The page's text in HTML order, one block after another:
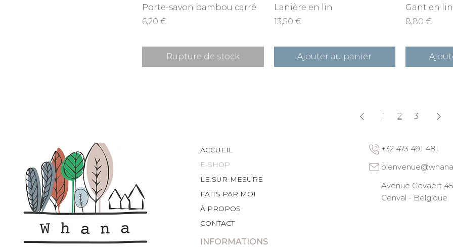
Aperçu rapide
Porte-savon bambou carré
Prix
6,20 €
Rupture de stock
Aperçu rapide
Lanière en lin
Prix
13,50 €
Ajouter au panier
Gant en lin
Prix
8,80 €
1 2 3
ACCUEIL
E-SHOP
LE SUR-MESURE
FAITS PAR MOI
À PROPOS
CONTACT
INFORMATIONS
+32 473 491 481
Avenue Gevaert 45
Genval - Belgique